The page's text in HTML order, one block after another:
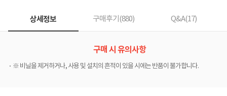
상세정보 구매후기(880) Q&A(17)
구매 시 유의사항
※ 비닐을 제거하거나, 사용 및 설치의 흔적이 있을 시에는 반품이 불가합니다.